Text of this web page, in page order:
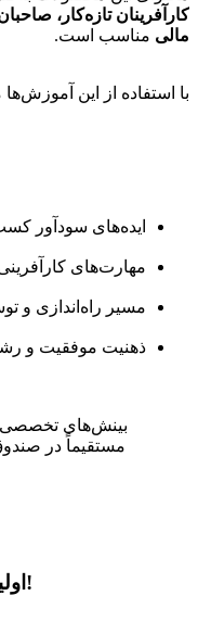
کارآفرینان تازه‌کار،
مالی مناسب است.
با استفاده از این آموزش‌ها
ایده‌های سودآور
مهارت‌های
مسیر راه‌اندازی و
ذهنیت موفقیت و
بینش‌های تخصصی،
مستقیماً در
اولین قدم به سوی کامیابی را بردارید!